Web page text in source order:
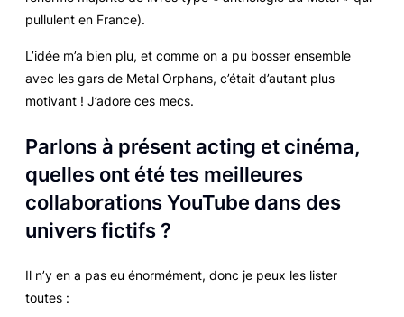
pullulent en France).
L’idée m’a bien plu, et comme on a pu bosser ensemble
avec les gars de Metal Orphans, c’était d’autant plus
motivant ! J’adore ces mecs.
Parlons à présent acting et cinéma,
quelles ont été tes meilleures
collaborations YouTube dans des
univers fictifs ?
Il n’y en a pas eu énormément, donc je peux les lister
toutes :